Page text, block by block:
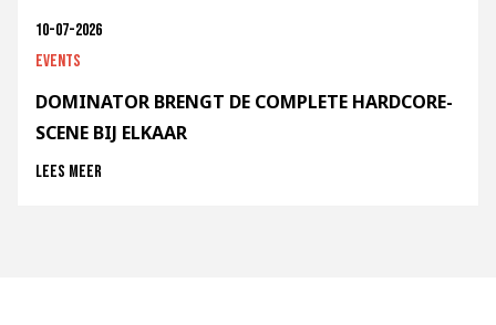
10-07-2026
Events
DOMINATOR BRENGT DE COMPLETE HARDCORE-
SCENE BIJ ELKAAR
Lees meer